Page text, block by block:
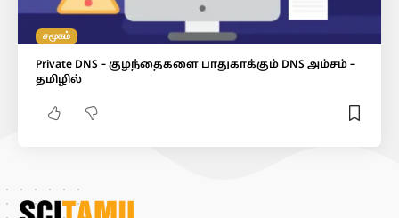
சமூகம்
Private DNS – குழந்தைகளை பாதுகாக்கும் DNS அம்சம் –
தமிழில்